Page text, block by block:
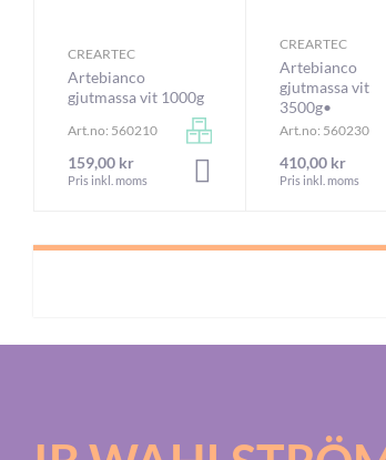
CREARTEC
Artebianco
gjutmassa vit 1000g
Art.no: 560210
159,00 kr
Pris inkl. moms
LÄGG I VARUKORGEN
CREARTEC
Artebianco
gjutmassa vit
3500g•
Art.no: 560230
410,00 kr
Pris inkl. moms